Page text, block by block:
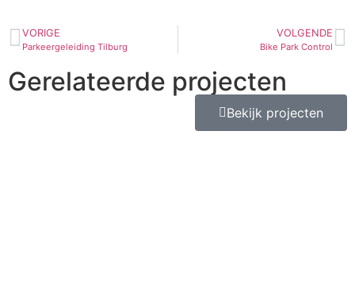
VORIGE
Parkeergeleiding Tilburg
VOLGENDE
Bike Park Control
Gerelateerde projecten
Bekijk projecten